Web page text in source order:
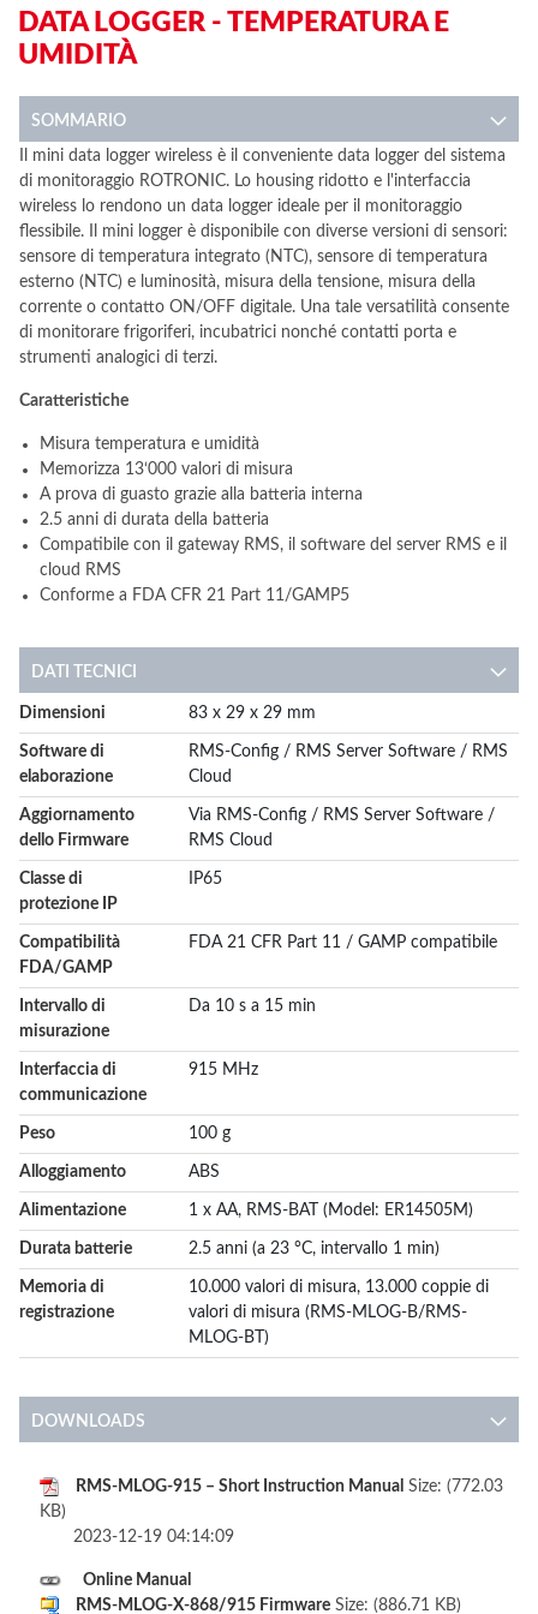
DATA LOGGER - TEMPERATURA E
UMIDITÀ
SOMMARIO
Il mini data logger wireless è il conveniente data logger del sistema
di monitoraggio ROTRONIC. Lo housing ridotto e l'interfaccia
wireless lo rendono un data logger ideale per il monitoraggio
flessibile. Il mini logger è disponibile con diverse versioni di sensori:
sensore di temperatura integrato (NTC), sensore di temperatura
esterno (NTC) e luminosità, misura della tensione, misura della
corrente o contatto ON/OFF digitale. Una tale versatilità consente
di monitorare frigoriferi, incubatrici nonché contatti porta e
strumenti analogici di terzi.
Caratteristiche
Misura temperatura e umidità
Memorizza 13‘000 valori di misura
A prova di guasto grazie alla batteria interna
2.5 anni di durata della batteria
Compatibile con il gateway RMS, il software del server RMS e il
cloud RMS
Conforme a FDA CFR 21 Part 11/GAMP5
DATI TECNICI
More
Information
Dimensioni 83 x 29 x 29 mm
Software di
elaborazione
RMS-Config / RMS Server Software / RMS
Cloud
Aggiornamento
dello Firmware
Via RMS-Config / RMS Server Software /
RMS Cloud
Classe di
protezione IP
IP65
Compatibilità
FDA/GAMP
FDA 21 CFR Part 11 / GAMP compatibile
Intervallo di
misurazione
Da 10 s a 15 min
Interfaccia di
communicazione
915 MHz
Peso 100 g
Alloggiamento ABS
Alimentazione 1 x AA, RMS-BAT (Model: ER14505M)
Durata batterie 2.5 anni (a 23 °C, intervallo 1 min)
Memoria di
registrazione
10.000 valori di misura, 13.000 coppie di
valori di misura (RMS-MLOG-B/RMS-
MLOG-BT)
DOWNLOADS
RMS-MLOG-915 – Short Instruction Manual Size: (772.03
KB)
2023-12-19 04:14:09
Online Manual
RMS-MLOG-X-868/915 Firmware Size: (886.71 KB)